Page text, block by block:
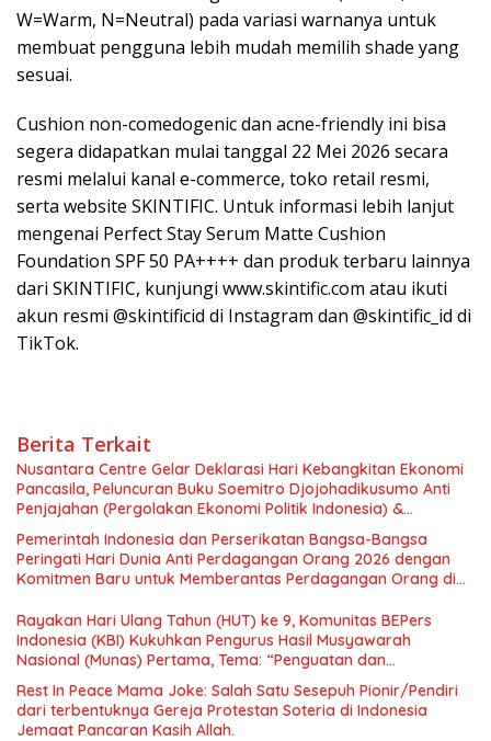
W=Warm, N=Neutral) pada variasi warnanya untuk
membuat pengguna lebih mudah memilih shade yang
sesuai.
Cushion non-comedogenic dan acne-friendly ini bisa
segera didapatkan mulai tanggal 22 Mei 2026 secara
resmi melalui kanal e-commerce, toko retail resmi,
serta website SKINTIFIC. Untuk informasi lebih lanjut
mengenai Perfect Stay Serum Matte Cushion
Foundation SPF 50 PA++++ dan produk terbaru lainnya
dari SKINTIFIC, kunjungi www.skintific.com atau ikuti
akun resmi @skintificid di Instagram dan @skintific_id di
TikTok.
Berita Terkait
Nusantara Centre Gelar Deklarasi Hari Kebangkitan Ekonomi
Pancasila, Peluncuran Buku Soemitro Djojohadikusumo Anti
Penjajahan (Pergolakan Ekonomi Politik Indonesia) &
Simposium Nasional “Urgensi Undang-Undang Perekonomian
Nasional dan Kesejahteraan Sosial dalam Menata Bangsa
Menuju Indonesia Emas 2045”,
Pemerintah Indonesia dan Perserikatan Bangsa-Bangsa
Peringati Hari Dunia Anti Perdagangan Orang 2026 dengan
Komitmen Baru untuk Memberantas Perdagangan Orang di
Rayakan Hari Ulang Tahun (HUT) ke 9, Komunitas BEPers
Indonesia (KBI) Kukuhkan Pengurus Hasil Musyawarah
Nasional (Munas) Pertama, Tema: “Penguatan dan
Pengembangan Organisasi KBI yang Berbasis Riset di seluruh
Indonesia dan Mancanegara”.
Rest In Peace Mama Joke: Salah Satu Sesepuh Pionir/Pendiri
dari terbentuknya Gereja Protestan Soteria di Indonesia
Jemaat Pancaran Kasih Allah.